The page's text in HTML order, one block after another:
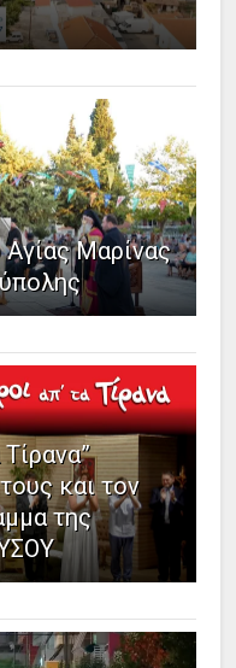
Μαρίνας
και τον
της